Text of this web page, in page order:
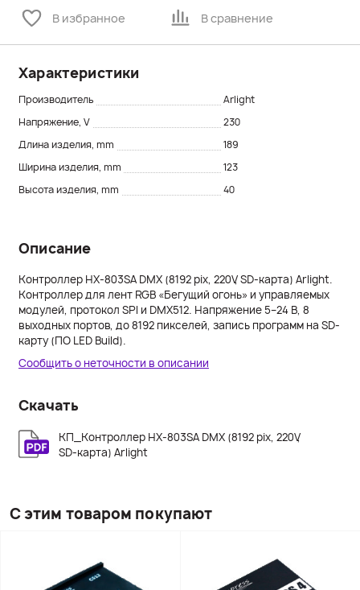
В избранное В сравнение
Скачать
КП_Контроллер HX-803SA DMX (8192 pix, 220V,
SD-карта) Arlight
Описание
Контроллер HX-803SA DMX (8192 pix, 220V, SD-карта) Arlight.
Контроллер для лент RGB «Бегущий огонь» и управляемых
модулей, протокол SPI и DMX512. Напряжение 5–24 В, 8
выходных портов, до 8192 пикселей, запись программ на SD-
карту (ПО LED Build).
Характеристики
Производитель
Arlight
Напряжение, V
230
Длина изделия, mm
189
Ширина изделия, mm
123
Высота изделия, mm
40
Сообщить о неточности в описании
С этим товаром покупают